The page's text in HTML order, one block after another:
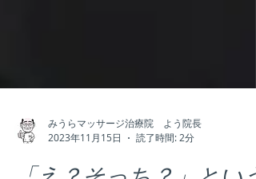
2023年11月15日
読了時間: 2分